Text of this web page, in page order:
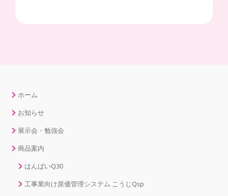
ホーム
お知らせ
展示会・勉強会
商品案内
はんばいQ30
工事業向け原価管理システム こうじQsp